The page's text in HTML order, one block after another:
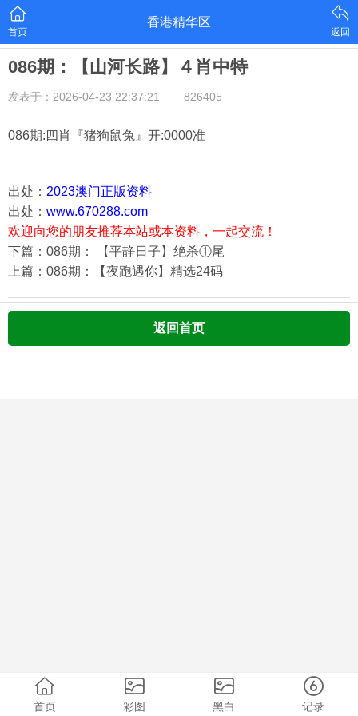
首页
香港精华区
返回
086期：【山河长路】４肖中特
发表于：2026-04-23 22:37:21 826405
086期:四肖『猪狗鼠兔 』开:0000准
出处： 2023澳门正版资料
出处： www.670288.com
欢迎向您的朋友推荐本站或本资料，一起交流！
下篇：086期： 【平静日子】绝杀①尾
上篇：086期：【夜跑遇你】精选24码
返回首页
首页 彩图 黑白 记录